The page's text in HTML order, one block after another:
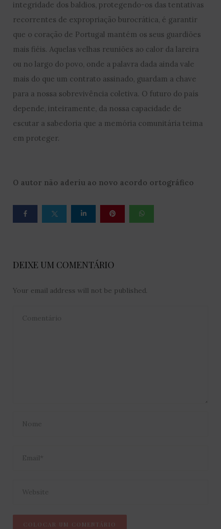
integridade dos baldios, protegendo-os das tentativas
recorrentes de expropriação burocrática, é garantir
que o coração de Portugal mantém os seus guardiões
mais fiéis. Aquelas velhas reuniões ao calor da lareira
ou no largo do povo, onde a palavra dada ainda vale
mais do que um contrato assinado, guardam a chave
para a nossa sobrevivência coletiva. O futuro do país
depende, inteiramente, da nossa capacidade de
escutar a sabedoria que a memória comunitária teima
em proteger.
O autor não aderiu ao novo acordo ortográfico
DEIXE UM COMENTÁRIO
Your email address will not be published.